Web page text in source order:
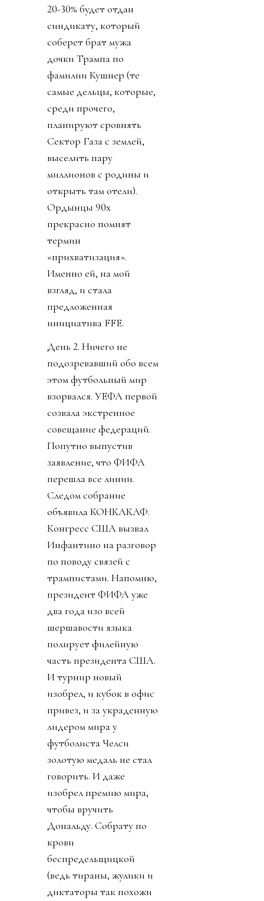
20-30% будет отдан
синдикату, который
соберет брат мужа
дочки Трампа по
фамилии Кушнер (те
самые дельцы, которые,
среди прочего,
планируют сровнять
Сектор Газа с землей,
выселить пару
миллионов с родины и
открыть там отели).
Ордынцы 90х
прекрасно помнят
термин
«прихватизация».
Именно ей, на мой
взгляд, и стала
предложенная
инициатива FFE.
День 2. Ничего не
подозревавший обо всем
этом футбольный мир
взорвался. УЕФА первой
созвала экстренное
совещание федераций.
Попутно выпустив
заявление, что ФИФА
перешла все линии.
Следом собрание
объявила КОНКАКАФ.
Конгресс США вызвал
Инфантино на разговор
по поводу связей с
трампистами. Напомню,
президент ФИФА уже
два года изо всей
шершавости языка
полирует филейную
часть президента США.
И турнир новый
изобрел, и кубок в офис
привез, и за украденную
лидером мира у
футболиста Челси
золотую медаль не стал
говорить. И даже
изобрел премию мира,
чтобы вручить
Дональду. Собрату по
крови
беспредельщицкой
(ведь тираны, жулики и
диктаторы так похожи